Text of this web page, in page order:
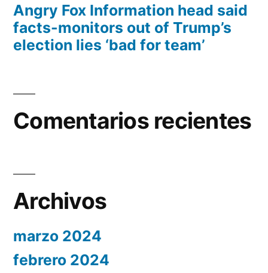
Angry Fox Information head said
facts-monitors out of Trump’s
election lies ‘bad for team’
Comentarios recientes
Archivos
marzo 2024
febrero 2024